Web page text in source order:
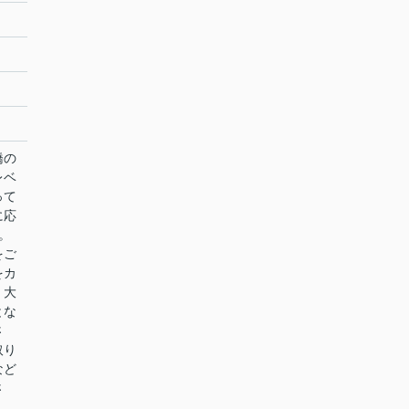
の
ベ
て
応
ご
大
な
ど